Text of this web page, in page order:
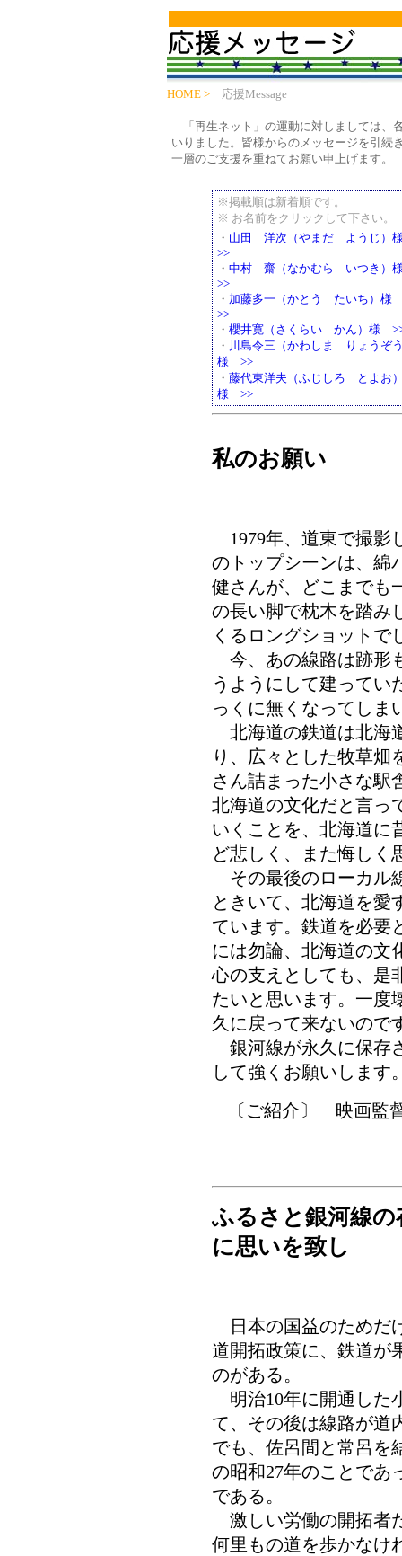
HOME > 応援Message
「再生ネット」の運動に対しましては、
いりました。皆様からのメッセージを引続
一層のご支援を重ねてお願い申上げます。
※掲載順は新着順です。
※ お名前をクリックして下さい。
・ 山田 洋次（やまだ ようじ
>>
・ 中村 齋（なかむら いつき
>>
・ 加藤多一（かとう たいち）
>>
・ 櫻井寛（さくらい かん）様
・ 川島令三（かわしま りょうぞ
様 >>
・ 藤代東洋夫（ふじしろ とよお
様 >>
私のお願い
1979年、道東で撮影
のトップシーンは、綿
健さんが、どこまでも
の長い脚で枕木を踏み
くるロングショットで
今、あの線路は跡形
うようにして建ってい
っくに無くなってしま
北海道の鉄道は北海
り、広々とした牧草畑
さん詰まった小さな駅
北海道の文化だと言っ
いくことを、北海道に
ど悲しく、また悔しく
その最後のローカル
ときいて、北海道を愛
ています。鉄道を必要
には勿論、北海道の文
心の支えとしても、是
たいと思います。一度
久に戻って来ないので
銀河線が永久に保存
して強くお願いします
〔ご紹介〕 映画監
ふるさと銀河線
に思いを致し
日本の国益のためだ
道開拓政策に、鉄道が
のがある。
明治10年に開通した
て、その後は線路が道
でも、佐呂間と常呂を
の昭和27年のことであ
である。
激しい労働の開拓者
何里もの道を歩かなけ